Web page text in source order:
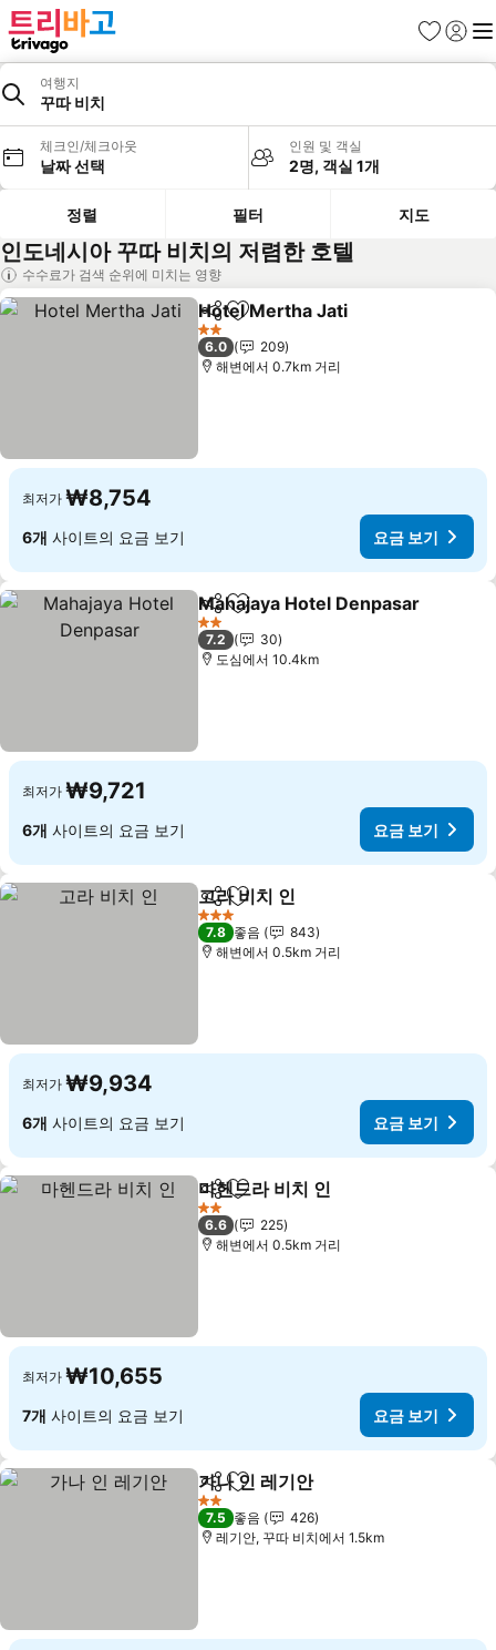
즐겨찾기
로그인
메
여행지
꾸따 비치
체크인/체크아웃
날짜 선택
인원 및 객실
2명, 객실 1개
정렬 필터 지도
인도네시아 꾸따 비치의 저렴한 호텔
수수료가 검색 순위에 미치는 영향
공유 즐겨찾기에 추가
Hotel Mertha Jati
2 성급
6.0
209
해변에서 0.7km 거리
최저가 ₩8,754
6개 사이트의 요금 보기 요금 보기
공유 즐겨찾기에 추가
Mahajaya Hotel Denpasar
2 성급
7.2
30
도심에서 10.4km
최저가 ₩9,721
6개 사이트의 요금 보기 요금 보기
공유 즐겨찾기에 추가
고라 비치 인
3 성급
7.8 좋음
843
해변에서 0.5km 거리
최저가 ₩9,934
6개 사이트의 요금 보기 요금 보기
공유 즐겨찾기에 추가
마헨드라 비치 인
2 성급
6.6
225
해변에서 0.5km 거리
최저가 ₩10,655
7개 사이트의 요금 보기 요금 보기
공유 즐겨찾기에 추가
가나 인 레기안
2 성급
7.5 좋음
426
레기안, 꾸따 비치에서 1.5km